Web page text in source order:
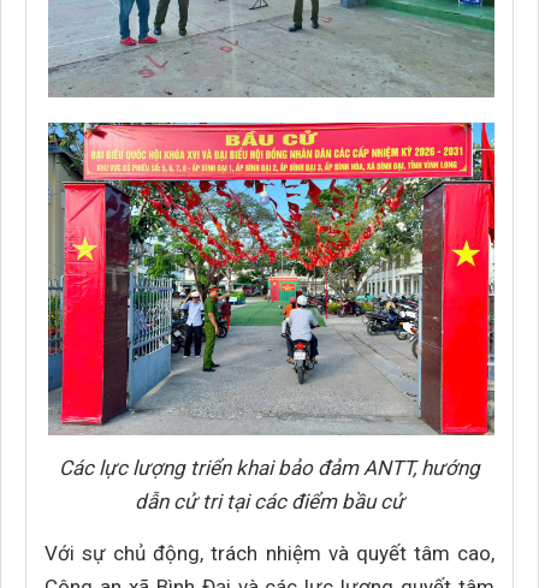
Các lực lượng triển khai bảo đảm ANTT, hướng
dẫn cử tri tại các điểm bầu cử
Với sự chủ động, trách nhiệm và quyết tâm cao,